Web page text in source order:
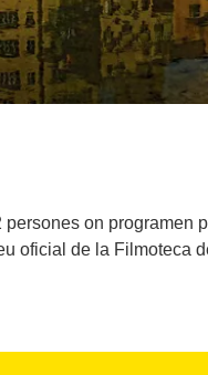
on programen
oficial de la Filmoteca